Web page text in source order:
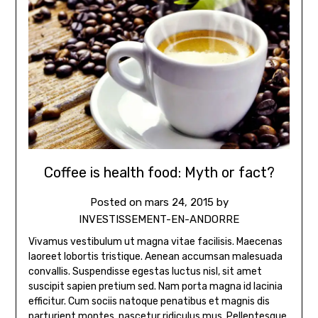
Coffee is health food: Myth or fact?
Posted on mars 24, 2015by
INVESTISSEMENT-EN-ANDORRE
Vivamus vestibulum ut magna vitae facilisis. Maecenas
laoreet lobortis tristique. Aenean accumsan malesuada
convallis. Suspendisse egestas luctus nisl, sit amet
suscipit sapien pretium sed. Nam porta magna id lacinia
efficitur. Cum sociis natoque penatibus et magnis dis